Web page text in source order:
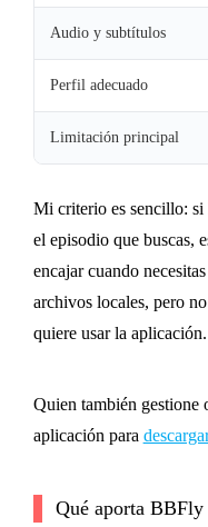
Audio y subtítulos
Perfil adecuado
Limitación principal
Mi criterio es sencillo:
el episodio que buscas,
encajar cuando
archivos locales, pero
quiere usar la aplicación.
Quien también gestione
aplicación para
Qué aporta